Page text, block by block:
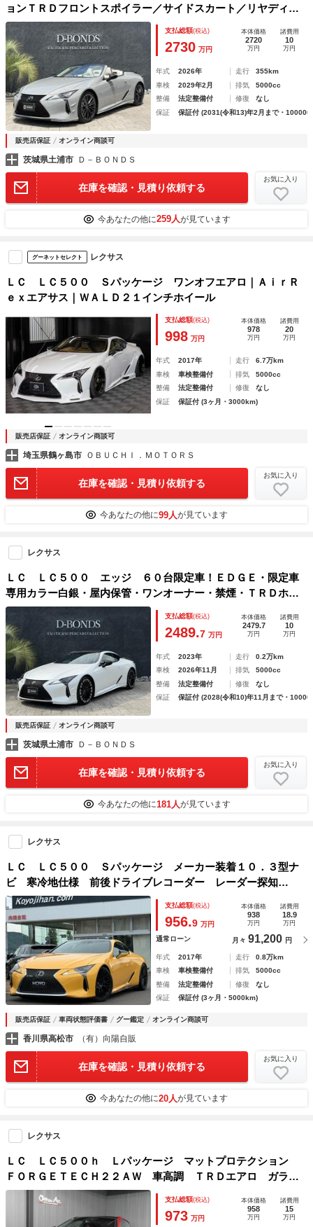
ョンＴＲＤフロントスポイラー／サイドスカート／リヤディフ
ューザー・ボディコーティング施工済み・ウィンドスクリー
ン・レクサスレコーダー・ＨＤＭＩ入力・限定車専用フロアマ
ット・禁煙車
支払総額(税込)
2730 万円
本体価格
2720
万円
諸費用
10
万円
年式 2026年 走行
355km
車検
2029年2月 排気
5000cc
整備
法定整備付 修復
なし
保証
保証付 (2031(令和13)年2月まで・
販売店保証 オンライン商談可
茨城県土浦市 Ｄ－ＢＯＮＤＳ
在庫を確認・見積り依頼する
お気に入り
今あなたの他に259人が見ています
グーネットセレクト レクサス
ＬＣ ＬＣ５００ Ｓパッケージ ワンオフエアロ｜ＡｉｒＲ
ｅｘエアサス｜ＷＡＬＤ２１インチホイール
支払総額(税込)
998 万円
本体価格
978
万円
諸費用
20
万円
年式 2017年 走行
6.7万km
車検
車検整備付 排気
5000cc
整備
法定整備付 修復
なし
保証
保証付 (3ヶ月・3000km)
販売店保証 オンライン商談可
埼玉県鶴ヶ島市 ＯＢＵＣＨＩ．ＭＯＴＯＲＳ
在庫を確認・見積り依頼する
お気に入り
今あなたの他に99人が見ています
レクサス
ＬＣ ＬＣ５００ エッジ ６０台限定車！ＥＤＧＥ・限定車
専用カラー白銀・屋内保管・ワンオーナー・禁煙・ＴＲＤホイ
ール・ＴＲＤフロントスポイラー・ＴＲＤサイドスカート・Ｔ
ＲＤリヤディフューザー・ヘッドアップディスプレイ・ナビＴ
Ｖ
支払総額(税込)
2489.7 万円
本体価格
2479.7
万円
諸費用
10
万円
年式 2023年 走行
0.2万km
車検
2026年11月 排気
5000cc
整備
法定整備付 修復
なし
保証
保証付 (2028(令和10)年11月まで・
販売店保証 オンライン商談可
茨城県土浦市 Ｄ－ＢＯＮＤＳ
在庫を確認・見積り依頼する
お気に入り
今あなたの他に181人が見ています
レクサス
ＬＣ ＬＣ５００ Ｓパッケージ メーカー装着１０．３型ナ
ビ 寒冷地仕様 前後ドライブレコーダー レーダー探知
機 ステアリングヒーター 前席ベンチレーション 前席シ
ートヒーター ＨＵＤ ＴＲＤフルエアロ ＴＲＤ２１インチ
鍛造ＡＷ
支払総額(税込)
956.9 万円
本体価格
938
万円
諸費用
18.9
万円
通常ローン 月々 91,200 円
年式 2017年 走行
0.8万km
車検
車検整備付 排気
5000cc
整備
法定整備付 修復
なし
保証
保証付 (3ヶ月・5000km)
販売店保証 車両状態評価書 グー鑑定 オンライン商談可
香川県高松市 （有）向陽自販
在庫を確認・見積り依頼する
お気に入り
今あなたの他に20人が見ています
レクサス
ＬＣ ＬＣ５００ｈ Ｌパッケージ マットプロテクション
ＦＯＲＧＥＴＥＣＨ２２ＡＷ 車高調 ＴＲＤエアロ ガラス
ルーフ ３眼ＬＥＤヘッドライト 純正ナビ ＴＶ レッドレ
支払総額(税込)
973 万円
本体価格
958
万円
諸費用
15
万円